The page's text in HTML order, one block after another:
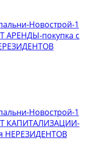
Новострой-1
АРЕНДЫ-покупка с
Новострой-1
КАПИТАЛИЗАЦИИ-
НЕРЕЗИДЕНТОВ